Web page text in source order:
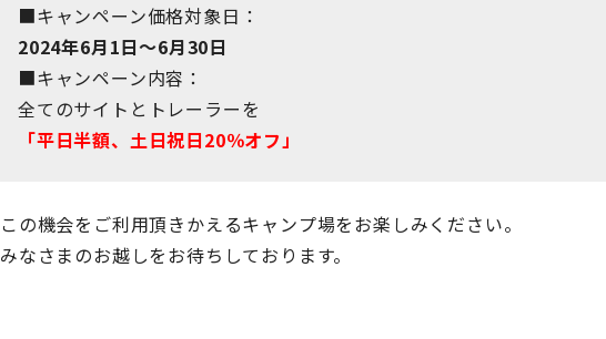
■キャンペーン価格対象日：
2024年6月1日～6月30日
■キャンペーン内容：
全てのサイトとトレーラーを
「平日半額、土日祝日20％オフ」
この機会をご利用頂きかえるキャンプ場をお楽しみください。
みなさまのお越しをお待ちしております。